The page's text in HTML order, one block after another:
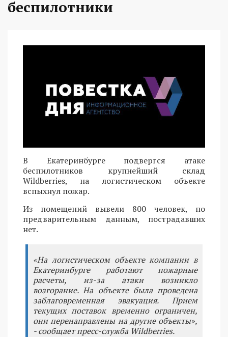
беспилотники
В Екатеринбурге подвергся атаке
беспилотников крупнейший склад
Wildberries, на логистическом объекте
вспыхнул пожар.
Из помещений вывели 800 человек, по
предварительным данным, пострадавших
нет.
«На логистическом объекте компании в
Екатеринбурге работают пожарные
расчеты, из-за атаки возникло
возгорание. На объекте была проведена
заблаговременная эвакуация. Прием
текущих поставок временно ограничен,
они перенаправлены на другие объекты»,
- сообщает пресс-служба Wildberries.